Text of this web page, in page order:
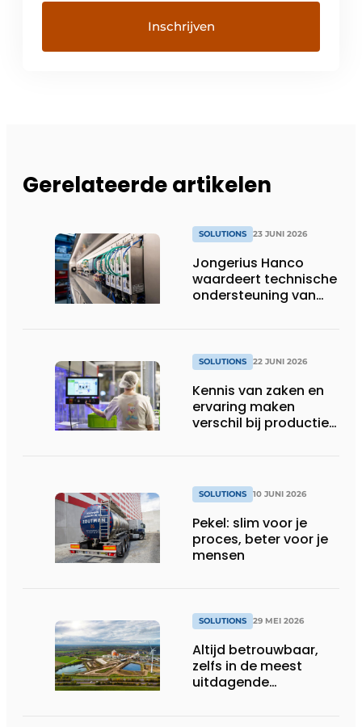
Gerelateerde artikelen
SOLUTIONS 23 JUNI 2026
Jongerius Hanco
waardeert technische
ondersteuning van
SOLUTIONS 22 JUNI 2026
Kennis van zaken en
ervaring maken
verschil bij productie-
SOLUTIONS 10 JUNI 2026
Pekel: slim voor je
proces, beter voor je
mensen
SOLUTIONS 29 MEI 2026
Altijd betrouwbaar,
zelfs in de meest
uitdagende